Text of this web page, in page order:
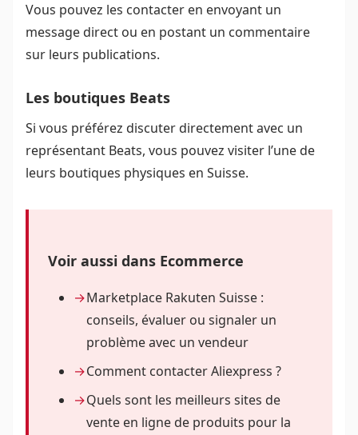
Vous pouvez les contacter en envoyant un
message direct ou en postant un commentaire
sur leurs publications.
Les boutiques Beats
Si vous préférez discuter directement avec un
représentant Beats, vous pouvez visiter l’une de
leurs boutiques physiques en Suisse.
Voir aussi dans Ecommerce
Marketplace Rakuten Suisse :
conseils, évaluer ou signaler un
problème avec un vendeur
Comment contacter Aliexpress ?
Quels sont les meilleurs sites de
vente en ligne de produits pour la